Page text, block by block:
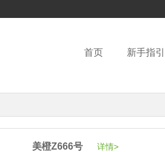
首页 新手指引
美橙Z666号 详情>